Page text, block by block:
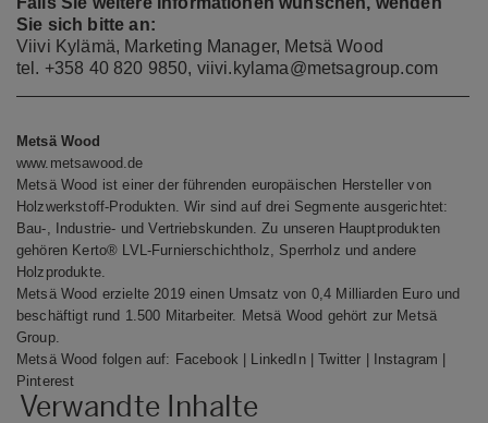
Sie sich bitte an:
Viivi Kylämä, Marketing Manager, Metsä Wood
tel. +358 40 820 9850, viivi.kylama@metsagroup.com
Metsä Wood
www.metsawood.de
Metsä Wood ist einer der führenden europäischen Hersteller von
Holzwerkstoff-Produkten. Wir sind auf drei Segmente ausgerichtet:
Bau-, Industrie- und Vertriebskunden. Zu unseren Hauptprodukten
gehören Kerto® LVL-Furnierschichtholz, Sperrholz und andere
Holzprodukte.
Metsä Wood erzielte 2019 einen Umsatz von 0,4 Milliarden Euro und
beschäftigt rund 1.500 Mitarbeiter. Metsä Wood gehört zur Metsä
Group.
Metsä Wood folgen auf: Facebook | LinkedIn|Twitter | Instagram |
Pinterest
Verwandte Inhalte